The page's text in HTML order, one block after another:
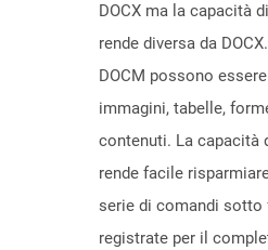
DOCX ma la capacità
rende diversa da
DOCM possono
immagini, tabelle,
contenuti. La capacità
rende facile
serie di comandi sotto
registrate per il